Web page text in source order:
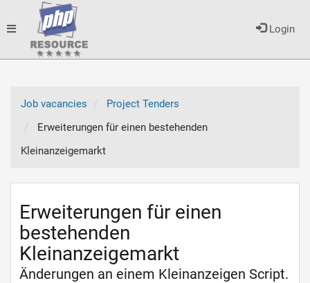
Login
Toggle
Job vacancies
Project Tenders
Erweiterungen für einen bestehenden
Kleinanzeigemarkt
Erweiterungen für einen
bestehenden
Kleinanzeigemarkt
Änderungen an einem Kleinanzeigen Script.